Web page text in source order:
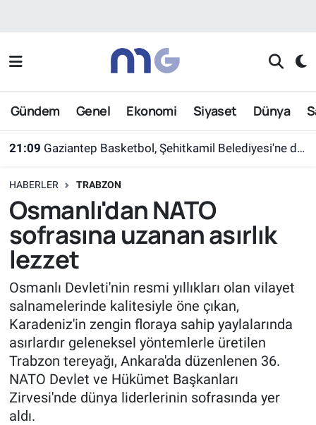
Gündem Genel Ekonomi Siyaset Dünya
21:09 Gaziantep Basketbol, Şehitkamil Belediyesi'ne devredildi
HABERLER TRABZON
Osmanlı'dan NATO
sofrasına uzanan asırlık
lezzet
Osmanlı Devleti'nin resmi yıllıkları olan vilayet
salnamelerinde kalitesiyle öne çıkan,
Karadeniz'in zengin floraya sahip yaylalarında
asırlardır geleneksel yöntemlerle üretilen
Trabzon tereyağı, Ankara'da düzenlenen 36.
NATO Devlet ve Hükümet Başkanları
Zirvesi'nde dünya liderlerinin sofrasında yer
aldı.
Nöbetçi Eczaneler
Hava Durumu
Süper Lig Puan Durumu ve Fikstür
Tüm Manşetler
Son Dakika Haberleri
Haber Arşivi